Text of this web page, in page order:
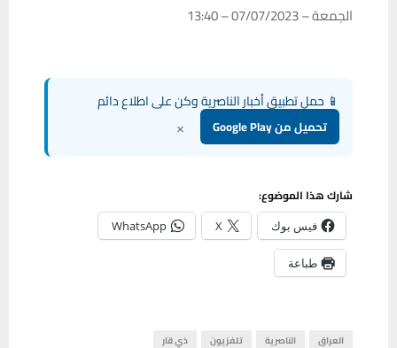
الجمعة – 07/07/2023 – 13:40
📱 حمل تطبيق أخبار الناصرية وكن على اطلاع دائم
تحميل من Google Play ×
شارك هذا الموضوع:
فيس بوك X
WhatsApp
طباعة
العراق الناصرية تلفزيون ذي قار